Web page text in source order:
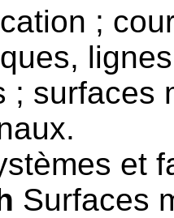
;
; surfaces
et
Surfaces